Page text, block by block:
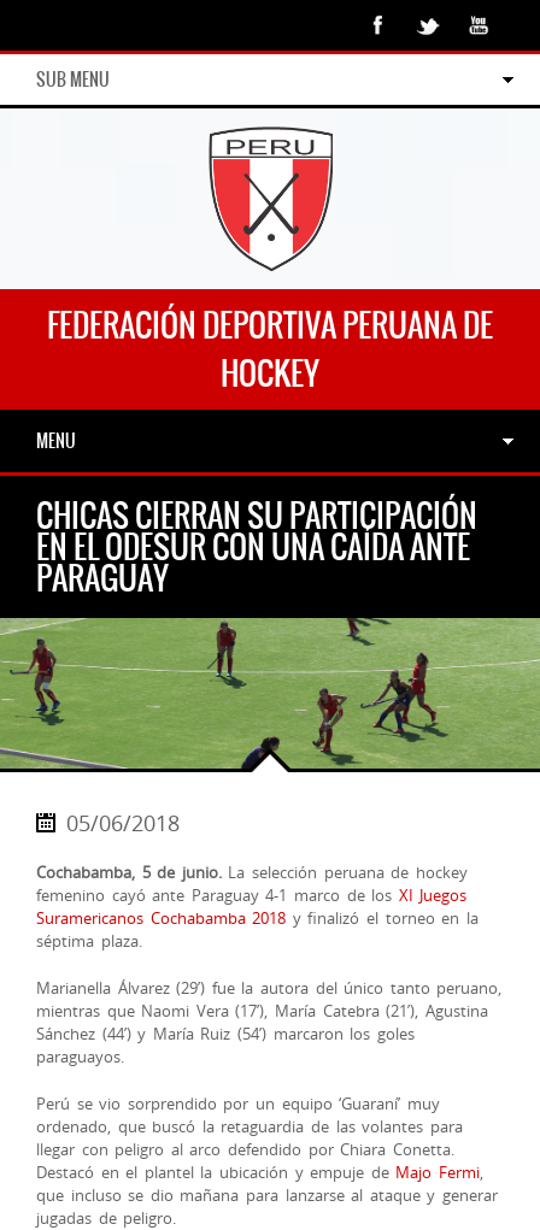
SUB MENU
FEDERACIÓN DEPORTIVA PERUANA DE
HOCKEY
MENU
CHICAS CIERRAN SU PARTICIPACIÓN
EN EL ODESUR CON UNA CAÍDA ANTE
PARAGUAY
05/06/2018
Cochabamba, 5 de junio.La selección peruana de hockey
femenino cayó ante Paraguay 4-1 marco de los XI Juegos
Suramericanos Cochabamba 2018 y finalizó el torneo en la
séptima plaza.
Marianella Álvarez (29’) fue la autora del único tanto peruano,
mientras que Naomi Vera (17’), María Catebra (21’), Agustina
Sánchez (44’) y María Ruiz (54’) marcaron los goles
paraguayos.
Perú se vio sorprendido por un equipo ‘Guaraní’ muy
ordenado, que buscó la retaguardia de las volantes para
llegar con peligro al arco defendido por Chiara Conetta.
Destacó en el plantel la ubicación y empuje de Majo Fermi,
que incluso se dio mañana para lanzarse al ataque y generar
jugadas de peligro.